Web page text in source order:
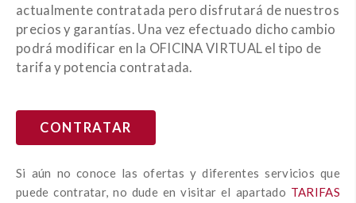
actualmente contratada pero disfrutará de nuestros
precios y garantías. Una vez efectuado dicho cambio
podrá modificar en la OFICINA VIRTUAL el tipo de
tarifa y potencia contratada.
CONTRATAR
Si aún no conoce las ofertas y diferentes servicios que
puede contratar, no dude en visitar el apartado TARIFAS